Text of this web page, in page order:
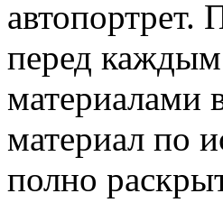
автопортрет.
перед
материалами
материал по
полно